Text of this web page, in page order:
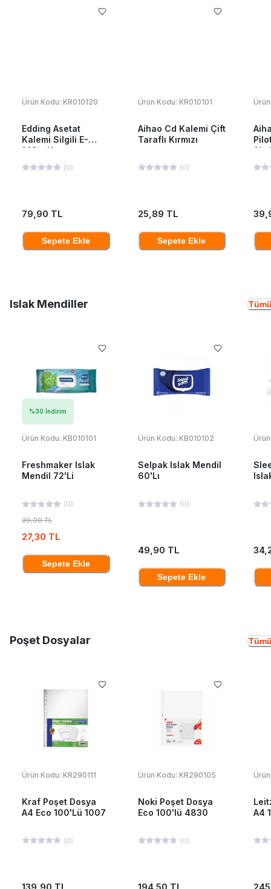
Ürün Kodu: KR010120
Edding Asetat
Kalemi Silgili E-
149m Kırmızı
(0)
79,90 TL
Sepete Ekle
Ürün Kodu: KR010101
Aihao Cd Kalemi Çift
Taraflı Kırmızı
(0)
25,89 TL
Sepete Ekle
Islak Mendiller
%30 İndirim
Ürün Kodu: KB010101
Freshmaker Islak
Mendil 72'Li
(0)
39,00 TL
27,30 TL
Sepete Ekle
Ürün Kodu: KB010102
Selpak Islak Mendil
60'Lı
(0)
49,90 TL
Sepete Ekle
Poşet Dosyalar
Ürün Kodu: KR290111
Kraf Poşet Dosya
A4 Eco 100'Lü 1007
(0)
Ürün Kodu: KR290105
Noki Poşet Dosya
Eco 100'lü 4830
(0)
A4